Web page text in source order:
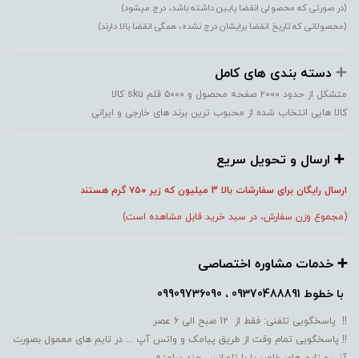
(در صورتی که محصولی انقضا پایین داشته باشد، درج میشود)
(محصولاتی که تاریخ انقضا برایشان درج نشده، همگی انقضا بالا دارند)
➕️ دسته بندی های کامل
متشکل از حدود ۲۰۰۰ صفحه محصول و ۵۰۰۰ قلم sku کالا
کالا هایی انتخاب شده از محبوب ترین برند های خارجی و ایرانی
➕️ ارسال و تحویل سریع
ارسال رایگان برای سفارشات بالا 3 میلیون که زیر ۷۵۰ گرم هستند
(مجموع وزن سفارش، در سبد خرید قابل مشاهده است)
➕️ خدمات مشاوره اختصاصی
با خطوط 09370488891 ، 09909736090
!! پاسخگویی تلفنی: فقط از 12 صبح الی 6 عصر
!! پاسخگویی تمام وقت از طریق پیامک و واتس آپ ... در تایم های معمول بصورت